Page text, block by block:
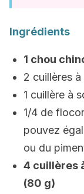
Ingrédients
1 chou
2 cuillères
1 cuillère à
1/4 de
pouvez
ou du
4 cuillères
(80 g)